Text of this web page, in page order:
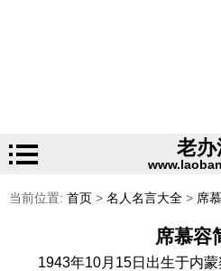
老办
当前位置: 首页 > 名人名言大全 > 席
席慕容
1943年10月15日出生于内